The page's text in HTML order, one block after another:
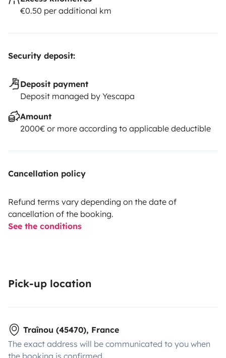
Cordialement
€0.50 per additional km
Security deposit:
Deposit payment
Deposit managed by Yescapa
Amount
2000€ or more according to applicable deductible
Cancellation policy
Refund terms vary depending on the date of
cancellation of the booking.
See the conditions
Pick-up location
Traînou (45470), France
The exact address will be communicated to you when
the booking is confirmed.